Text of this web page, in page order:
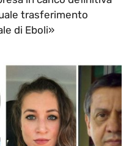
trasferimento
di Eboli»